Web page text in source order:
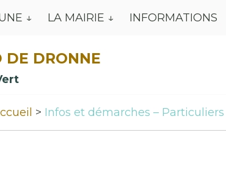
LA MAIRIE INFORMATIONS
DE DRONNE
Infos et démarches – Particuliers